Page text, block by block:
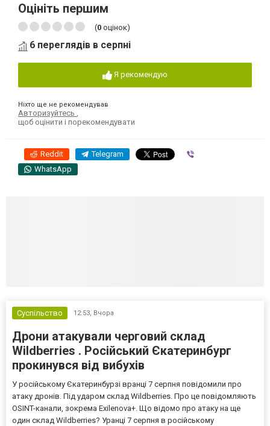
Оцініть першим
(0 оцінок)
6 переглядів в серпні
Я рекомендую
Ніхто ще не рекомендував
Авторизуйтесь
щоб оцінити і порекомендувати
Reddit Telegram
WhatsApp
Суспільство 12:53, Вчора
Дрони атакували черговий склад
Wildberries . Російський Єкатеринбург
прокинувся від вибухів
У російському Єкатеринбурзі вранці 7 серпня повідомили про
атаку дронів. Під ударом склад Wildberries. Про це повідомляють
OSINT-канали, зокрема Exilenova+. Що відомо про атаку на ще
один склад Wildberries? Уранці 7 серпня в російському